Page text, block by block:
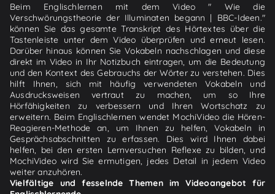
Beim Englischlernen mit dem Video " Wie die
Verschwörungstheorie der Illuminaten begann | BBC-Ideen."
können Sie das gesamte Transkript des Hörtextes über die
Tastenleiste unter dem Video überprüfen und erneut lesen.
Darüber hinaus können Sie Vokabeln nachschlagen und diese
direkt im Video in Ihr Notizbuch eintragen, um die Bedeutung
und den Kontext des Gebrauchs der Wörter zu verstehen. Dies
hilft Ihnen, sich mit häufig verwendeten Vokabeln und
Ausdrucksweisen vertraut zu machen, um so Ihre
Hörfähigkeiten zu verbessern und Ihren Wortschatz zu
erweitern. Beim Englischlernen wendet MochiVideo die Hören-
Reagieren-Methode an, um Ihnen zu helfen, Vokabeln in
Gesprächsabschnitten zu erfassen. Dies wird Ihnen dabei
helfen, bei den ersten Lernversuchen Reflexe zu bilden, und
MochiVideo wird Sie ermutigen, jedes Detail in jedem Video
weiter anzuhören.
Vielfältige und fesselnde Themen im Videoangebot für